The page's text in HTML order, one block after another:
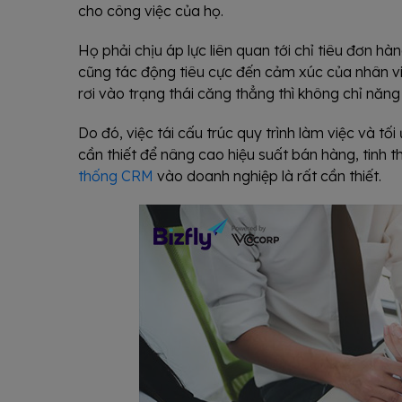
cho công việc của họ.
Họ phải chịu áp lực liên quan tới chỉ tiêu đơn
cũng tác động tiêu cực đến cảm xúc của nhân
rơi vào trạng thái căng thẳng thì không chỉ
Do đó, việc tái cấu trúc quy trình làm việc và
cần thiết để nâng cao hiệu suất bán hàng, tinh
thống CRM vào doanh nghiệp là rất cần thiết.